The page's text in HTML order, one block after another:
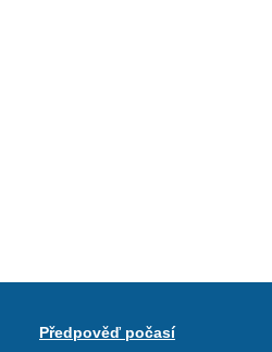
Předpověď počasí